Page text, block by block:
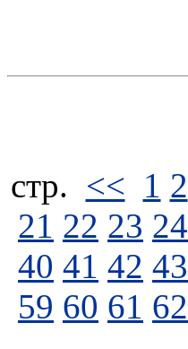
стp. << 1 2
21 22 23 24
40 41 42 43
59 60 61 62